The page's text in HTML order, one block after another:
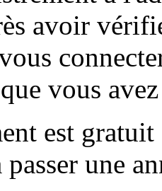
avoir
vous
est
une